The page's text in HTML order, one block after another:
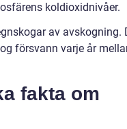
koldioxidnivåer.
av avskogning.
försvann varje år
fakta om